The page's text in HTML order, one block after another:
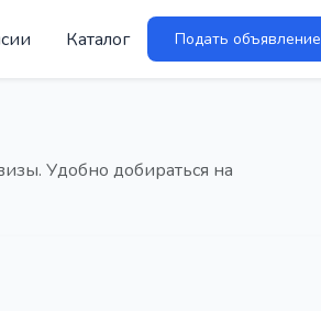
Каталог Подать объявление
Удобно добираться на